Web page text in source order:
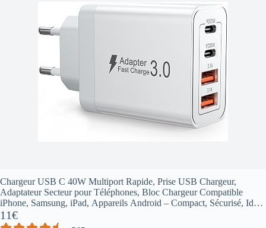
Chargeur USB C 40W Multiport Rapide, Prise USB Chargeur,
Adaptateur Secteur pour Téléphones, Bloc Chargeur Compatible
iPhone, Samsung, iPad, Appareils Android – Compact, Sécurisé, Idéal
pour Voyage
11€